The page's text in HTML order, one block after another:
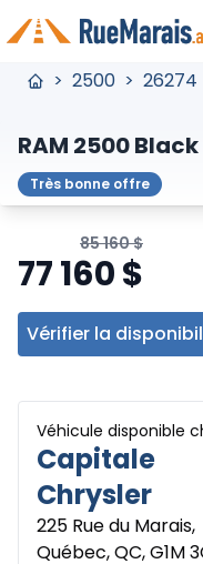
> 2500 > 26274
RAM 2500
Très bonne offre
85 160$
77 160$
Vérifier la
Véhicule disponible
Capitale
Chrysler
225 Rue du Marais,
Québec, QC, G1M